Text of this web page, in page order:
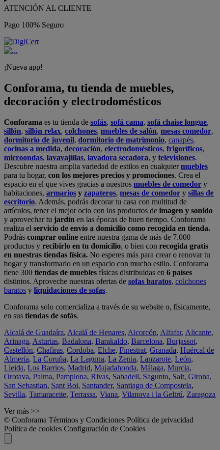
ATENCIÓN AL CLIENTE
Pago 100% Seguro
¡Nueva app!
Conforama, tu tienda de muebles,
decoración y electrodomésticos
Conforama es tu tienda de sofás, sofá cama, sofá chaise longue,
sillón, sillón relax, colchones, muebles de salón, mesas comedor,
dormitorio de juvenil, dormitorio de matrimonio, canapés,
cocinas a medida, decoración, electrodomésticos, frigoríficos,
microondas, lavavajillas, lavadora secadora, y televisiones.
Descubre nuestra amplia variedad de estilos en cualquiermuebles
para tu hogar, con los mejores precios y promociones. Crea el
espacio en el que vives gracias a nuestros muebles de comedor y
habitaciones, armarios y zapateros, mesas de comedor y sillas de
escritorio. Además, podrás decorar tu casa con multitud de
artículos, tener el mejor ocio con los productos de imagen y sonido
y aprovechar tu jardín en las épocas de buen tiempo. Conforama
realiza el servicio de envío a domicilio como recogida en tienda.
Podrás comprar online entre nuestra gama de más de 7.000
productos y recibirlo en tu domicilio, o bien con recogida gratis
en nuestras tiendas física. No esperes más para crear o renovar tu
hogar y transformarlo en un espacio con mucho estilo. Conforama
tiene 300 tiendas de muebles físicas distribuidas en 6 países
distintos. Aproveche nuestras ofertas de sofas baratos, colchones
baratos y liquidaciones de sofas.
Conforama solo comercializa a través de su website o, físicamente,
en sus tiendas de sofás.
Alcalá de Guadaíra, Alcalá de Henares, Alcorcón, Alfafar, Alicante,
Arinaga, Asturias, Badalona, Barakaldo, Barcelona, Burjassot,
Castellón, Chafiras, Cordoba, Elche, Finestrat, Granada, Huércal de
Almería, La Coruña, La Laguna, La Zenia, Lanzarote, León,
Lleida, Los Barrios, Madrid, Majadahonda, Málaga, Murcia,
Orotava, Palma, Pamplona, Rivas, Sabadell, Sagunto, Salt, Girona,
San Sebastian, Sant Boi, Santander, Santiago de Compostela,
Sevilla, Tamaraceite, Terrassa, Viana, Vilanova i la Geltrú, Zaragoza
Ver más >>
© Conforama Términos y Condiciones Política de privacidad
Política de cookies Configuración de Cookies